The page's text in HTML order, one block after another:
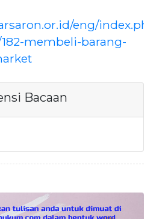
eng/
membeli-barang-
Bacaan